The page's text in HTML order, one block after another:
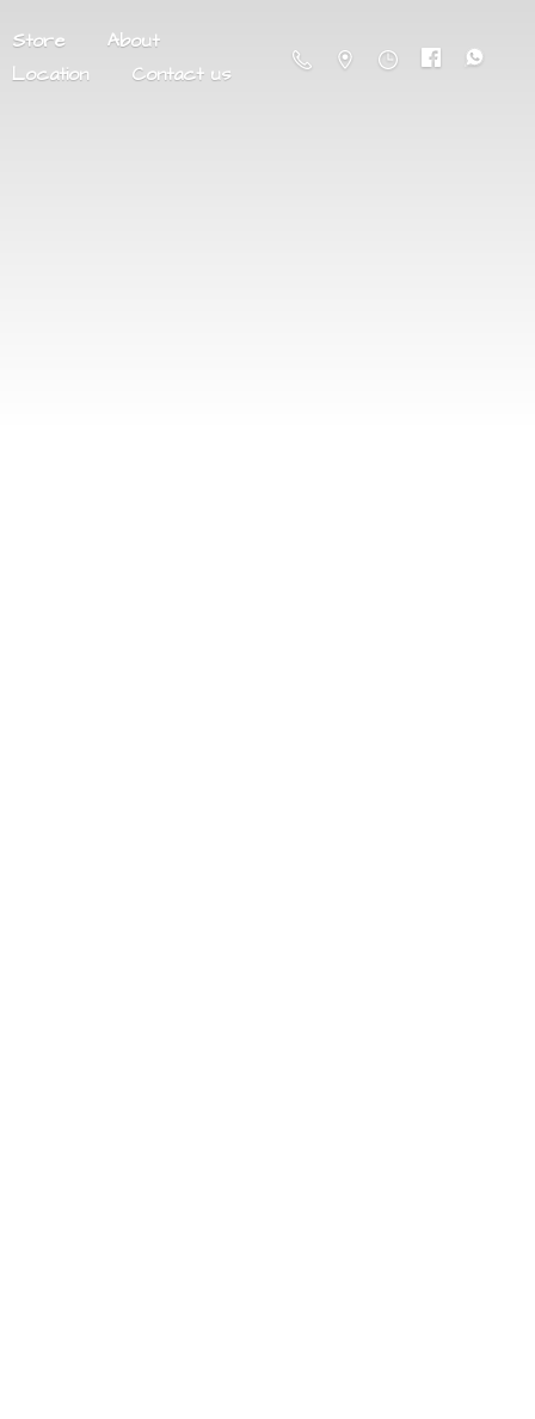
Store
About
Location
Contact us